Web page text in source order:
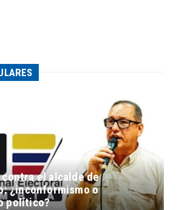
el alcalde de
¿inconformismo o
político?